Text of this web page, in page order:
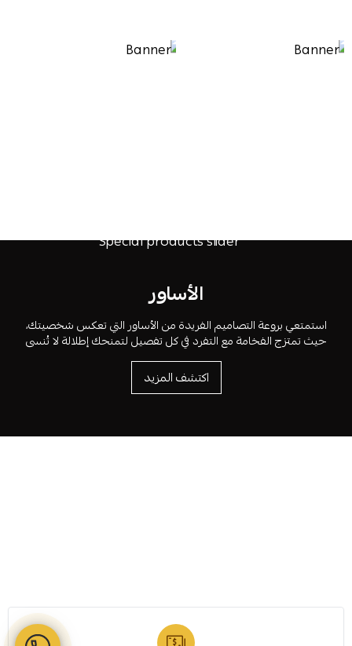
الأساور
استمتعي بروعة التصاميم الفريدة من الأساور التي تعكس شخصيتك،
حيث تمتزج الفخامة مع التفرد في كل تفصيل لتمنحك إطلالة لا تُنسى
اكتشف المزيد